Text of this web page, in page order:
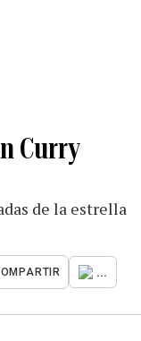
Curry
de la estrella
...